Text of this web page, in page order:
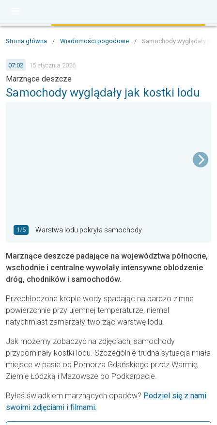
Strona główna / Wiadomości pogodowe / Samochody wyglądały
07:02 15 stycznia 2026
Marznące deszcze
Samochody wyglądały jak kostki lodu
1/5 Warstwa lodu pokryła samochody.
Marznące deszcze padające na województwa północne,
wschodnie i centralne wywołały intensywne oblodzenie
dróg, chodników i samochodów.
Przechłodzone krople wody spadając na bardzo zimne
powierzchnie przy ujemnej temperaturze, niemal
natychmiast zamarzały tworząc warstwę lodu.
Jak możemy zobaczyć na zdjęciach, samochody
przypominały kostki lodu. Szczególnie trudna sytuacja miała
miejsce w pasie od Pomorza Gdańskiego przez Warmię,
Ziemię Łódzką i Mazowsze po Podkarpacie.
Byłeś świadkiem marznących opadów? Podziel się z nami
swoimi zdjęciami i filmami.